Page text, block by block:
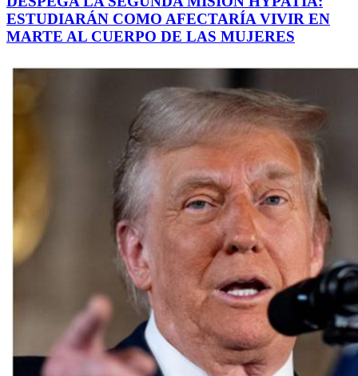
ESTUDIARÁN COMO AFECTARÍA VIVIR EN
MARTE AL CUERPO DE LAS MUJERES